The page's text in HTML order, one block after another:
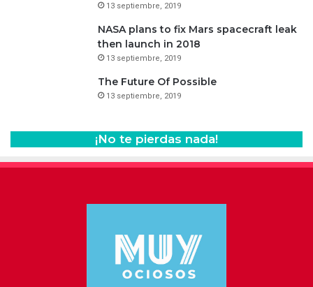
13 septiembre, 2019
NASA plans to fix Mars spacecraft leak
then launch in 2018
13 septiembre, 2019
The Future Of Possible
13 septiembre, 2019
¡No te pierdas nada!